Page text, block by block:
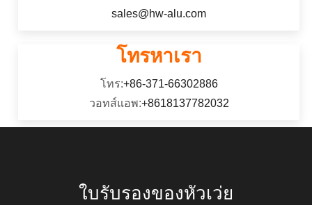
sales@hw-alu.com
โทรหาเรา
โทร:+86-371-66302886
วอทส์แอพ:+8618137782032
ใบรับรองของหัวเว่ย